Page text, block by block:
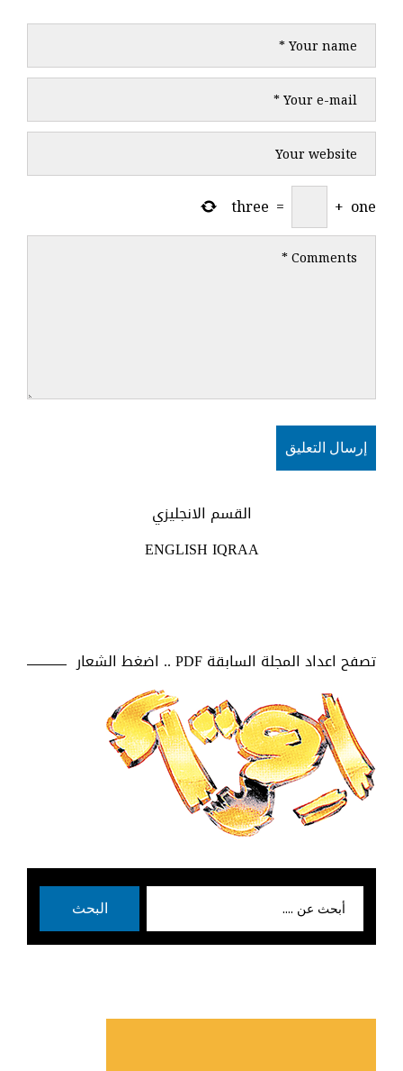
one
+
=
three
القسم الانجليزي
ENGLISH IQRAA
تصفح اعداد المجلة السابقة PDF .. اضغط الشعار
البحث